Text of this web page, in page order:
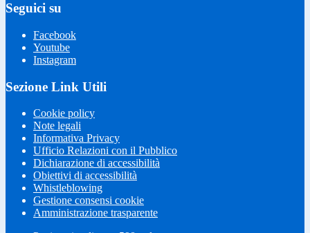
Seguici su
Facebook
Youtube
Instagram
Sezione Link Utili
Cookie policy
Note legali
Informativa Privacy
Ufficio Relazioni con il Pubblico
Dichiarazione di accessibilità
Obiettivi di accessibilità
Whistleblowing
Gestione consensi cookie
Amministrazione trasparente